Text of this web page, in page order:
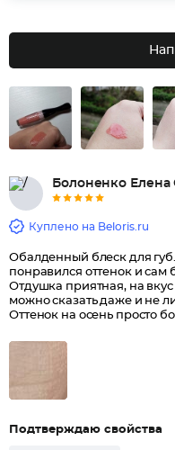
Куплено на Beloris.ru
Обалденный блеск для
понравился оттенок и сам
Отдушка приятная, на
можно сказать даже и не
Оттенок на осень просто
Подтверждаю свойства